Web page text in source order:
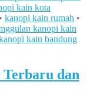
kain kota
• kanopi kain rumah •
kanopi kain
kain bandung
dan